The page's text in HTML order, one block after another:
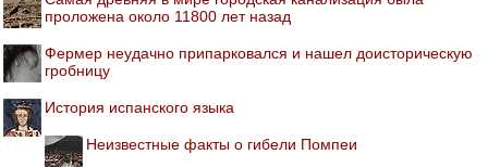
проложена около 11800 лет назад
Фермер неудачно припарковался и нашел доисторическую
гробницу
История испанского языка
Неизвестные факты о гибели Помпеи